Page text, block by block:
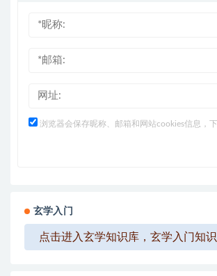
浏览器会保存昵称、邮箱和网站cookies信息，
玄学入门
点击进入玄学知识库，玄学入门知